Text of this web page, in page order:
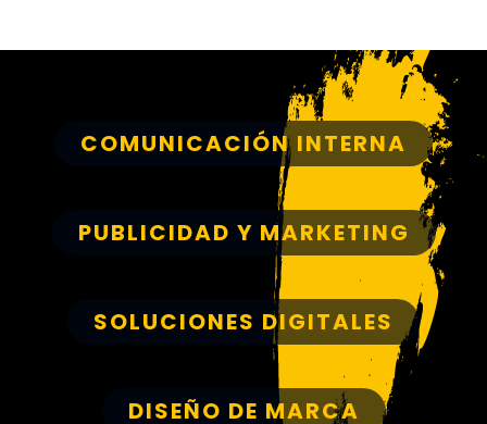
COMUNICACIÓN INTERNA
PUBLICIDAD Y MARKETING
SOLUCIONES DIGITALES
DISEÑO DE MARCA